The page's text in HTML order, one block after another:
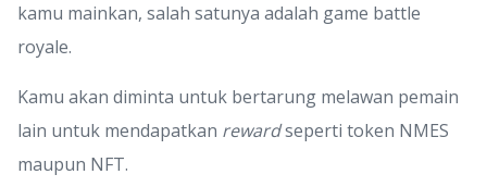
kamu mainkan, salah satunya adalah game battle
royale.
Kamu akan diminta untuk bertarung melawan pemain
lain untuk mendapatkan rewardseperti token NMES
maupun NFT.